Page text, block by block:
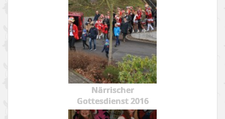
Närrischer
Gottesdienst 2016